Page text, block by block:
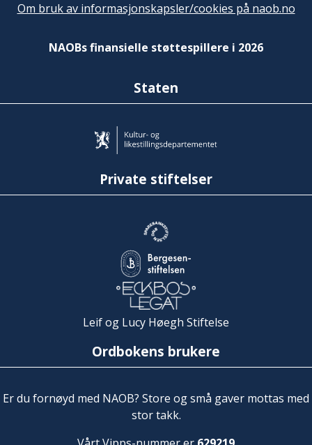
Om bruk av informasjonskapsler/cookies på naob.no
NAOBs finansielle støttespillere i 2026
Staten
Private stiftelser
Leif og Lucy Høegh Stiftelse
Ordbokens brukere
Er du fornøyd med NAOB? Store og små gaver mottas med
stor takk.